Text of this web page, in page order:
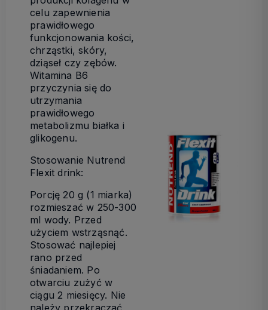
celu zapewnienia
prawidłowego
funkcjonowania kości,
chrząstki, skóry,
dziąseł czy zębów.
Witamina B6
przyczynia się do
utrzymania
prawidłowego
metabolizmu białka i
glikogenu.
Stosowanie Nutrend
Flexit drink:
Porcję 20 g (1 miarka)
rozmieszać w 250-300
ml wody. Przed
użyciem wstrząsnąć.
Stosować najlepiej
rano przed
śniadaniem. Po
otwarciu zużyć w
ciągu 2 miesięcy. Nie
należy przekraczać